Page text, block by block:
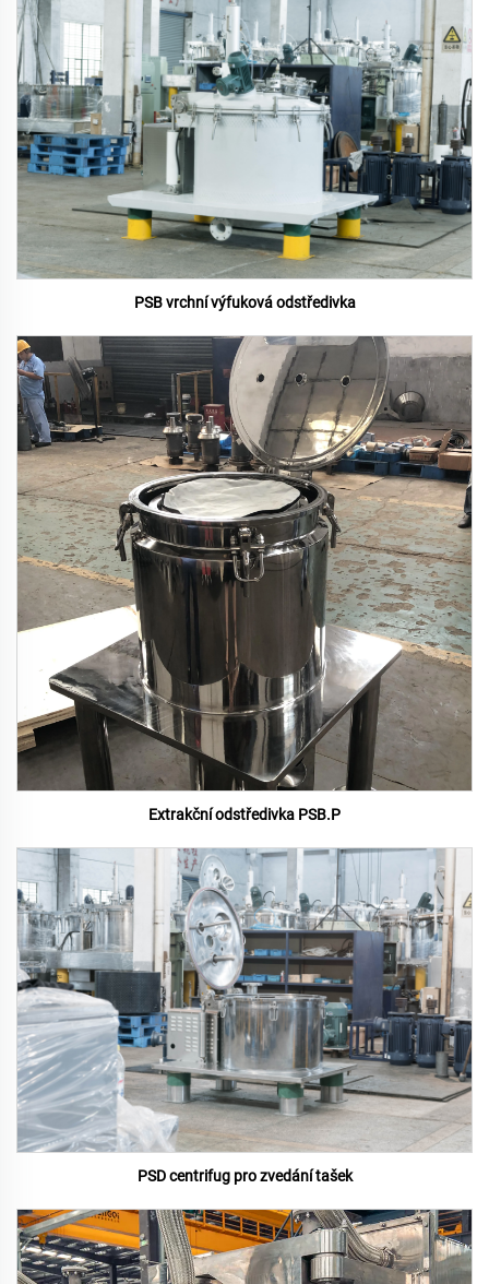
PSB vrchní výfuková odstředivka
Extrakční odstředivka PSB.P
PSD centrifug pro zvedání tašek